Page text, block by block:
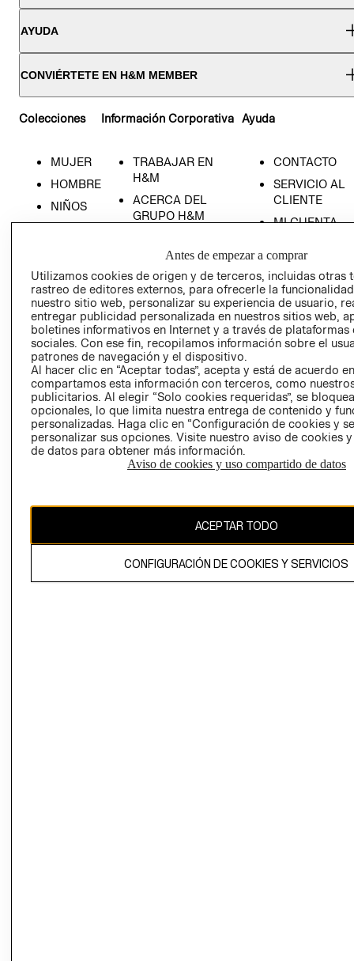
AYUDA
CONVIÉRTETE EN H&M MEMBER
Colecciones
MUJER
HOMBRE
NIÑOS
Información Corporativa
TRABAJAR EN
H&M
ACERCA DEL
GRUPO H&M
SOCIAL
PRENSA
RELACIÓN CON
INVERSIONISTAS
POLÍTICA
EMPRESARIAL
Ayuda
CONTACTO
SERVICIO AL
CLIENTE
MI CUENTA
TIENDAS
- RETIRO EN
TIENDA
TÉRMINOS Y
CONDICIONES
AVISO DE
PRIVACIDAD
GIFT CARD
AVISO DE
Antes de empezar a comprar
Utilizamos cookies de origen y de terceros, incluidas otras
rastreo de editores externos, para ofrecerle la
nuestro sitio web, personalizar su experiencia de usuario,
entregar publicidad personalizada en nuestros sitios web,
boletines informativos en Internet y a través de plataformas
sociales. Con ese fin, recopilamos información sobre el
patrones de navegación y el dispositivo.
Al hacer clic en “Aceptar todas”, acepta y está de acuerdo
compartamos esta información con terceros, como
publicitarios. Al elegir “Solo cookies requeridas”, se
opcionales, lo que limita nuestra entrega de contenido y
personalizadas. Haga clic en “Configuración de cookies y
personalizar sus opciones. Visite nuestro aviso de cookies
de datos para obtener más información.
Aviso de cookies y uso compartido de datos
ACEPTAR TODO
CONFIGURACIÓN DE COOKIES Y SERVICIOS